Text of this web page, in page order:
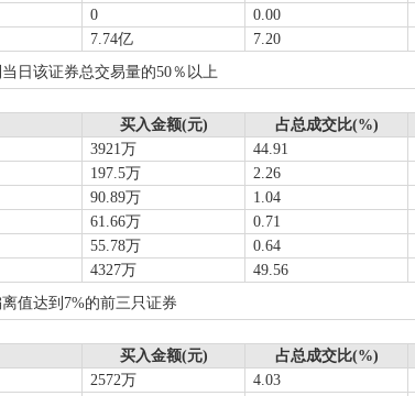
0 0.00
7.74亿 7.20
日该证券总交易量的50％以上
买入金额(元) 占总成交比(%)
3921万 44.91
197.5万 2.26
90.89万 1.04
61.66万 0.71
55.78万 0.64
4327万 49.56
值达到7%的前三只证券
买入金额(元) 占总成交比(%)
2572万 4.03